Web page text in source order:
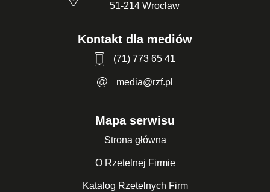
51-214 Wrocław
Kontakt dla mediów
(71) 773 65 41
media@rzf.pl
Mapa serwisu
Strona główna
O Rzetelnej Firmie
Katalog Rzetelnych Firm